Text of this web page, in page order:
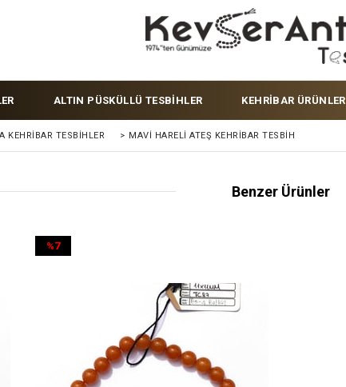
ALTIN PÜSKÜLLÜ TESBİHLER KEHRİBAR ÜRÜNLER
KEHRİBAR TESBİHLER > MAVI HARELI ATEŞ KEHRIBAR TESBIH
Benzer Ürünler
%7